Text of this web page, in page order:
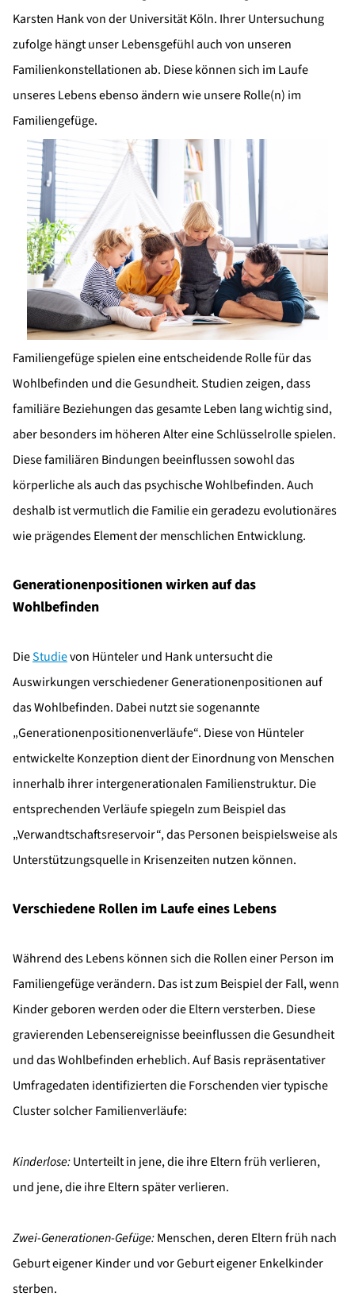
Karsten Hank von der Universität Köln. Ihrer Untersuchung
zufolge hängt unser Lebensgefühl auch von unseren
Familienkonstellationen ab. Diese können sich im Laufe
unseres Lebens ebenso ändern wie unsere Rolle(n) im
Familiengefüge.
Familiengefüge spielen eine entscheidende Rolle für das
Wohlbefinden und die Gesundheit. Studien zeigen, dass
familiäre Beziehungen das gesamte Leben lang wichtig sind,
aber besonders im höheren Alter eine Schlüsselrolle spielen.
Diese familiären Bindungen beeinflussen sowohl das
körperliche als auch das psychische Wohlbefinden. Auch
deshalb ist vermutlich die Familie ein geradezu evolutionäres
wie prägendes Element der menschlichen Entwicklung.
Generationenpositionen wirken auf das
Wohlbefinden
DieStudievon Hünteler und Hank untersucht die
Auswirkungen verschiedener Generationenpositionen auf
das Wohlbefinden. Dabei nutzt sie sogenannte
„Generationenpositionenverläufe“. Diese von Hünteler
entwickelte Konzeption dient der Einordnung von Menschen
innerhalb ihrer intergenerationalen Familienstruktur. Die
entsprechenden Verläufe spiegeln zum Beispiel das
„Verwandtschaftsreservoir“, das Personen beispielsweise als
Unterstützungsquelle in Krisenzeiten nutzen können.
Verschiedene Rollen im Laufe eines Lebens
Während des Lebens können sich die Rollen einer Person im
Familiengefüge verändern. Das ist zum Beispiel der Fall, wenn
Kinder geboren werden oder die Eltern versterben. Diese
gravierenden Lebensereignisse beeinflussen die Gesundheit
und das Wohlbefinden erheblich. Auf Basis repräsentativer
Umfragedaten identifizierten die Forschenden vier typische
Cluster solcher Familienverläufe:
Kinderlose:Unterteilt in jene, die ihre Eltern früh verlieren,
und jene, die ihre Eltern später verlieren.
Zwei-Generationen-Gefüge:Menschen, deren Eltern früh nach
Geburt eigener Kinder und vor Geburt eigener Enkelkinder
sterben.